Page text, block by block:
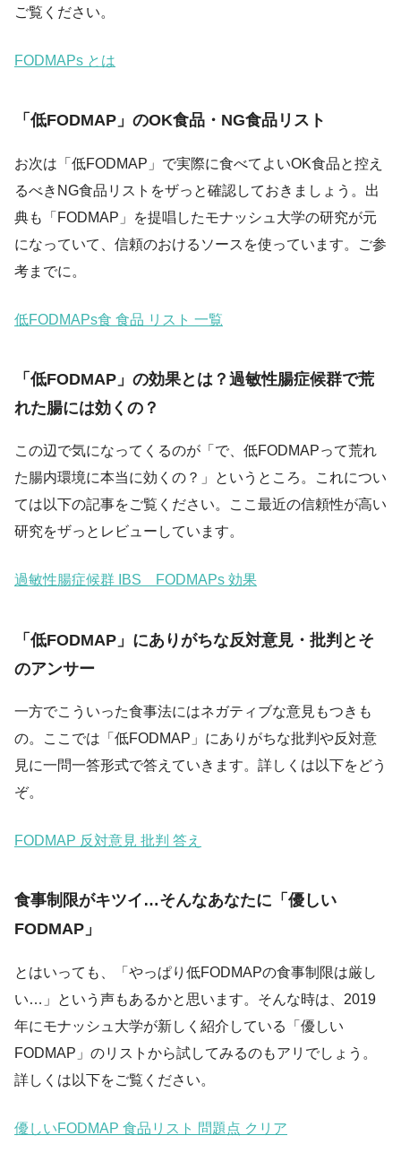
ご覧ください。
FODMAPs とは
「低FODMAP」のOK食品・NG食品リスト
お次は「低FODMAP」で実際に食べてよいOK食品と控え
るべきNG食品リストをザっと確認しておきましょう。出
典も「FODMAP」を提唱したモナッシュ大学の研究が元
になっていて、信頼のおけるソースを使っています。ご参
考までに。
低FODMAPs食 食品 リスト 一覧
「低FODMAP」の効果とは？過敏性腸症候群で荒
れた腸には効くの？
この辺で気になってくるのが「で、低FODMAPって荒れ
た腸内環境に本当に効くの？」というところ。これについ
ては以下の記事をご覧ください。ここ最近の信頼性が高い
研究をザっとレビューしています。
過敏性腸症候群 IBS FODMAPs 効果
「低FODMAP」にありがちな反対意見・批判とそ
のアンサー
一方でこういった食事法にはネガティブな意見もつきも
の。ここでは「低FODMAP」にありがちな批判や反対意
見に一問一答形式で答えていきます。詳しくは以下をどう
ぞ。
FODMAP 反対意見 批判 答え
食事制限がキツイ…そんなあなたに「優しい
FODMAP」
とはいっても、「やっぱり低FODMAPの食事制限は厳し
い…」という声もあるかと思います。そんな時は、2019
年にモナッシュ大学が新しく紹介している「優しい
FODMAP」のリストから試してみるのもアリでしょう。
詳しくは以下をご覧ください。
優しいFODMAP 食品リスト 問題点 クリア